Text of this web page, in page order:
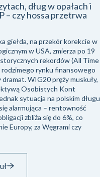
dług w opałach i
– czy hossa przetrwa
giełda, na przekór korekcie w
w USA, zmierza po 19
rekordów (All Time
rodzimego rynku finansowego
WIG20 pręży muskuły,
Osobistych Kont
sytuacja na polskim długu
alarmująca – rentowność
zbliża się do 6%, co
Europy, za Węgrami czy